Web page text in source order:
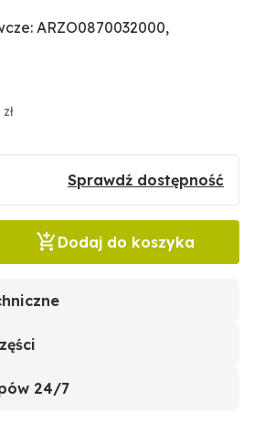
ARZO0870032000,
Sprawdź dostępność
Dodaj do koszyka
24/7